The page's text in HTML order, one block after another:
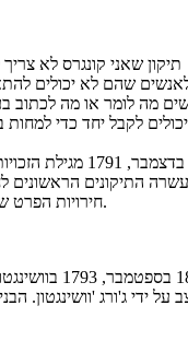
תיקון שאני קונגרס לא
שהם לא יכולים
מה לומר או מה לכתוב
יכולים לקבל יחד כדי
ב -15 בדצמבר,
התיקונים הראשונים
חירויות הפרט של האזרחים כגון חופש ביטוי, דת, והרכבה.
ב -18
על ידי ג'ורג 'וושינגטון.